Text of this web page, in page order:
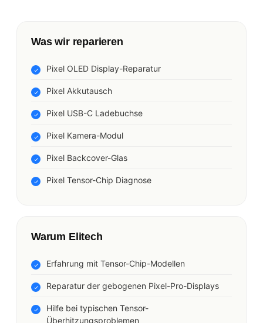
Was wir reparieren
Pixel OLED Display-Reparatur
Pixel Akkutausch
Pixel USB-C Ladebuchse
Pixel Kamera-Modul
Pixel Backcover-Glas
Pixel Tensor-Chip Diagnose
Warum Elitech
Erfahrung mit Tensor-Chip-Modellen
Reparatur der gebogenen Pixel-Pro-Displays
Hilfe bei typischen Tensor-
Überhitzungsproblemen